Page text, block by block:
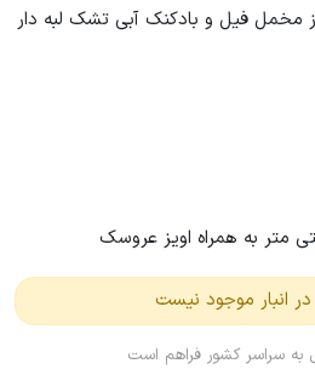
مخمل فیل و بادکنک آبی تشک لبه دار
موجود نیست
به سراسر کشور فراهم است